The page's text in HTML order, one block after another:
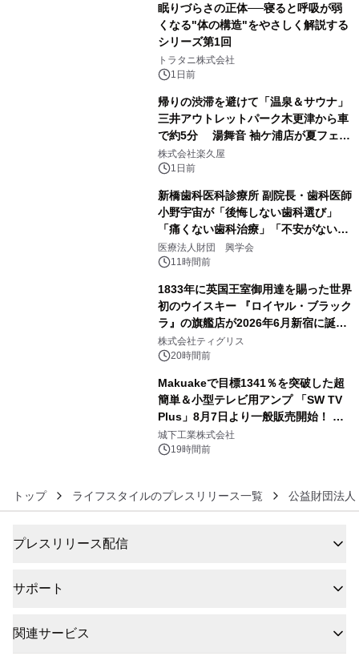
眠りづらさの正体──寝ると呼吸が弱
くなる"体の構造"をやさしく解説する
シリーズ第1回
トラタニ株式会社
1日前
帰りの渋滞を避けて「温泉＆サウナ」
三井アウトレットパーク木更津から車
で約5分 湯舞音 袖ケ浦店が夏フェア
メニューを提供
株式会社楽久屋
1日前
新橋歯科医科診療所 副院長・歯科医師
小野宇宙が「後悔しない歯科選び」
「痛くない歯科治療」「不安がない治
療計画」をテーマに専門監修
医療法人財団 興学会
11時間前
1833年に英国王室御用達を賜った世界
初のウイスキー 『ロイヤル・ブラック
ラ』の旗艦店が2026年6月新宿に誕
生 バカルディ ジャパンと連携した
没入型バー「BAR Arca」
株式会社ティグリス
20時間前
Makuakeで目標1341％を突破した超
簡単＆小型テレビ用アンプ 「SW TV
Plus」8月7日より一般販売開始！ ケ
ーブル1本つなぐだけ、テレビの音が
ぐっと豊かに
城下工業株式会社
19時間前
トップ ライフスタイルのプレスリリース一覧 公益財団法
プレスリリース配信
サポート
関連サービス